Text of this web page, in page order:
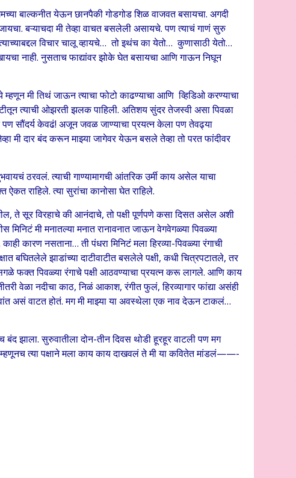
बाल्कनीत येऊन छानपैकी गोडगोड शिळ वाजवत बसायचा. अगदी
बऱ्याचदा मी तेव्हा वाचत बसलेली असायचे. पण त्याचं गाणं सुरु
विचार चालू व्हायचे… तो इथंच का येतो… कुणासाठी येतो…
नाही. नुसताच फाद्यांवर झोके घेत बसायचा आणि गाऊन निघून
म्हणून मी तिथं जाऊन त्याचा फोटो काढण्याचा आणि व्हिडिओ करण्याचा
त्याची ओझरती झलक पाहिली. अतिशय सुंदर तेजस्वी असा पिवळा
सौंदर्य केवढं! अजून जवळ जाण्याचा प्रयत्न केला पण तेवढ्या
मी दार बंद करून माझ्या जागेवर येऊन बसले तेव्हा तो परत फांदीवर
ठरवलं. त्याची गाण्यामागची आंतरिक उर्मी काय असेल याचा
राहिले. त्या सुरांचा कानोसा घेत राहिले.
ते सूर विरहाचे की आनंदाचे, तो पक्षी पूर्णपणे कसा दिसत असेल अशी
मिनिटं मी मनातल्या मनात रानावनात जाऊन वेगवेगळ्या पिवळ्या
कारण नसताना‌… ती पंधरा मिनिटं मला हिरव्या-पिवळ्या रंगाची
बघितलेले झाडांच्या दाटीवाटीत बसलेले पक्षी, कधी चित्रपटातले, तर
फक्त पिवळ्या रंगाचे पक्षी आठवण्याचा प्रयत्न करू लागले. आणि काय
वेळा नदीचा काठ, निळं आकाश, रंगीत फुलं, हिरव्यागार फांद्या असंही
असं वाटत होतं. मग मी माझ्या या अवस्थेला एक नाव देऊन टाकलं…
झाला. सुरुवातीला दोन-तीन दिवस थोडी हूरहूर वाटली पण मग
त्या पक्षाने मला काय काय दाखवलं ते मी या कवितेत मांडलं——-